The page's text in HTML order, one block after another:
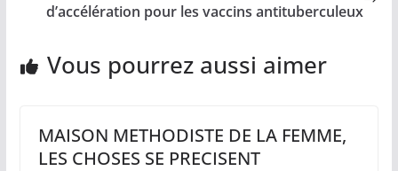
d’accélération pour les vaccins antituberculeux
Vous pourrez aussi aimer
MAISON METHODISTE DE LA FEMME,
LES CHOSES SE PRECISENT